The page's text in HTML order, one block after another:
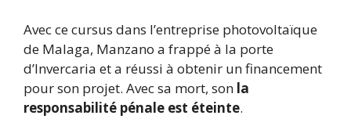
Avec ce cursus dans l’entreprise photovoltaïque
de Malaga, Manzano a frappé à la porte
d’Invercaria et a réussi à obtenir un financement
pour son projet. Avec sa mort, son la
responsabilité pénale est éteinte.